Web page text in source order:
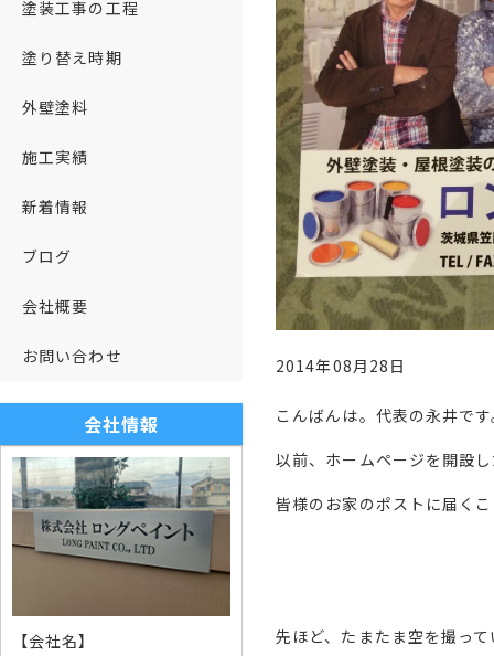
2014年08月28日
こんばんは。代表の永井で
以前、ホームページを開設
皆様のお家のポストに届く
先ほど、たまたま空を撮っ
塗装工事の工程
塗り替え時期
外壁塗料
施工実績
新着情報
ブログ
会社概要
お問い合わせ
会社情報
【会社名】